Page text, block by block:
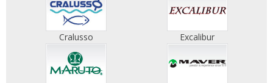
Cralusso Excalibur